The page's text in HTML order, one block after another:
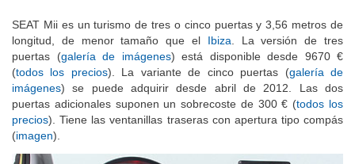
SEAT Mii es un turismo de tres o cinco puertas y 3,56 metros de
longitud, de menor tamaño que el Ibiza . La versión de tres
puertas (galería de imágenes) está disponible desde 9670 €
(todos los precios). La variante de cinco puertas (galería de
imágenes) se puede adquirir desde abril de 2012. Las dos
puertas adicionales suponen un sobrecoste de 300 € (todos los
precios). Tiene las ventanillas traseras con apertura tipo compás
(imagen).